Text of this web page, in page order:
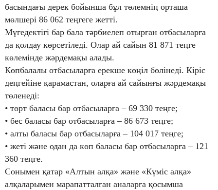
басындағы дерек бойынша бұл төлемнің орташа
мөлшері 86 062 теңгеге жетті.
Мүгедектігі бар бала тәрбиелеп отырған отбасыларға
да қолдау көрсетіледі. Олар ай сайын 81 871 теңге
көлемінде жәрдемақы алады.
Көпбалалы отбасыларға ерекше көңіл бөлінеді. Кіріс
деңгейіне қарамастан, оларға ай сайынғы жәрдемақы
төленеді:
• төрт баласы бар отбасыларға – 69 330 теңге;
• бес баласы бар отбасыларға – 86 673 теңге;
• алты баласы бар отбасыларға – 104 017 теңге;
• жеті және одан да көп баласы бар отбасыларға – 121
360 теңге.
Сонымен қатар «Алтын алқа» және «Күміс алқа»
алқаларымен марапатталған аналарға қосымша